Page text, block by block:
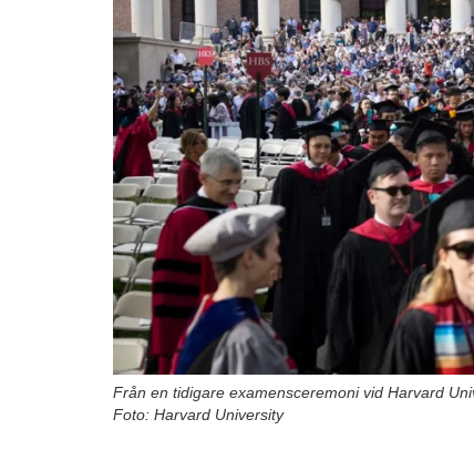
Från en tidigare examensceremoni vid Harvard
Foto: Harvard University